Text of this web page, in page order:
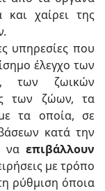
χαίρει της
υπηρεσίες που
έλεγχο των
των ζωικών
των ζώων, τα
τα οποία, σε
κατά την
να επιβάλλουν
με τρόπο
ρύθμιση όποια